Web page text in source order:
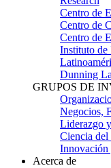
Centro de
Centro de
Centro de
Instituto de
Dunning
GRUPOS DE
Negocios,
Liderazgo
Ciencia del
Innovación
Acerca de